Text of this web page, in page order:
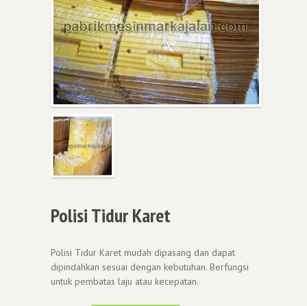
Polisi Tidur Karet
Polisi Tidur Karet mudah dipasang dan dapat
dipindahkan sesuai dengan kebutuhan. Berfungsi
untuk pembatas laju atau kecepatan.